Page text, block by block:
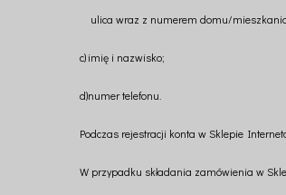
ulica wraz z numerem domu/
c)imię i nazwisko;
d)numer telefonu.
Podczas rejestracji konta w Sklepie
W przypadku składania zamówienia w